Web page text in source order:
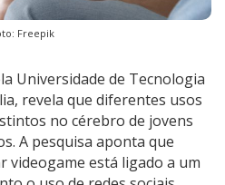
Freepik
Universidade de Tecnologia
revela que diferentes usos
no cérebro de jovens
A pesquisa aponta que
videogame está ligado a um